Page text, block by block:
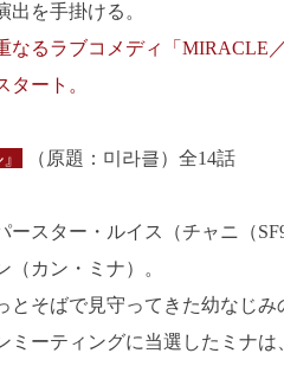
を手掛ける。
なるラブコメディ「MIRACLE
タート。
（原題：미라클）全14話
ースター・ルイス（チャニ（
（カン・ミナ）。
とそばで見守ってきた幼なじみ
ミーティングに当選したミナ